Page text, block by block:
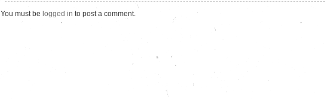
You must be logged in to post a comment.